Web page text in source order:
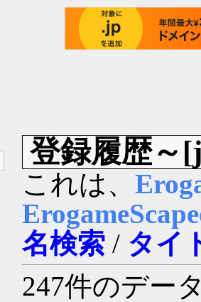
登録履歴～
これは、
名検索 / タイ
247件のデー